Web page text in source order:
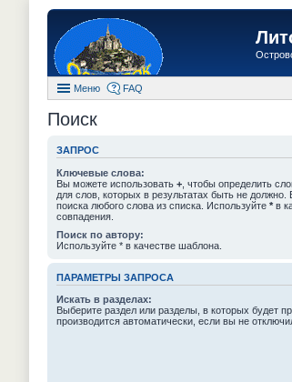
Меню FAQ
Поиск
ЗАПРОС
Ключевые слова:
Вы можете использовать + , чтобы определить
для слов, которых в результатах быть не
поиска любого слова из списка. Используйте * в
совпадения.
Поиск по автору:
Используйте * в качестве шаблона.
ПАРАМЕТРЫ ЗАПРОСА
Искать в разделах:
Выберите раздел или разделы, в которых будет
производится автоматически, если вы не